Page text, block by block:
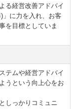
る経営改善アドバイ
」に力を入れ、お客
を目標としていま
テムや経営アドバイ
うという向上心をお
しっかりコミュニ